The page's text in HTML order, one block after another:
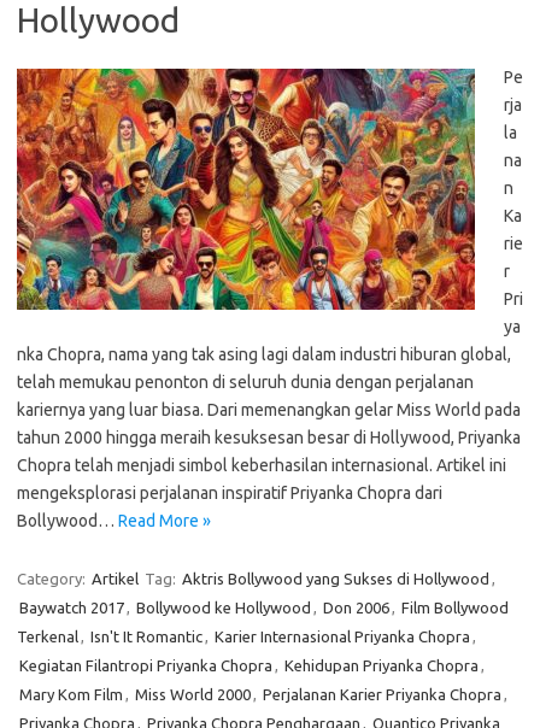
Hollywood
Pe
rja
la
na
n
Ka
rie
r
Pri
ya
nka Chopra, nama yang tak asing lagi dalam industri hiburan global,
telah memukau penonton di seluruh dunia dengan perjalanan
kariernya yang luar biasa. Dari memenangkan gelar Miss World pada
tahun 2000 hingga meraih kesuksesan besar di Hollywood, Priyanka
Chopra telah menjadi simbol keberhasilan internasional. Artikel ini
mengeksplorasi perjalanan inspiratif Priyanka Chopra dari
Bollywood… Read More »
Category: Artikel Tag: Aktris Bollywood yang Sukses di Hollywood ,
Baywatch 2017, Bollywood ke Hollywood , Don 2006, Film Bollywood
Terkenal, Isn't It Romantic, Karier Internasional Priyanka Chopra ,
Kegiatan Filantropi Priyanka Chopra , Kehidupan Priyanka Chopra ,
Mary Kom Film , Miss World 2000, Perjalanan Karier Priyanka Chopra ,
Priyanka Chopra , Priyanka Chopra Penghargaan , Quantico Priyanka